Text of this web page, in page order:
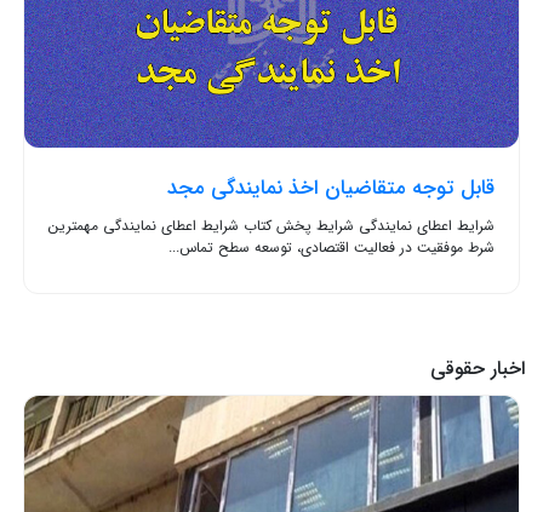
قابل توجه متقاضیان اخذ نمایندگی مجد
شرایط اعطای نمایندگی شرایط پخش کتاب شرایط اعطای نمایندگی مهمترین
شرط موفقیت در فعالیت اقتصادی، توسعه سطح تماس...
اخبار حقوقی